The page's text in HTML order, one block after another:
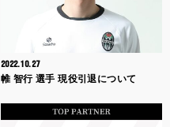
2022.10.27
帷 智行 選手 現役引退について